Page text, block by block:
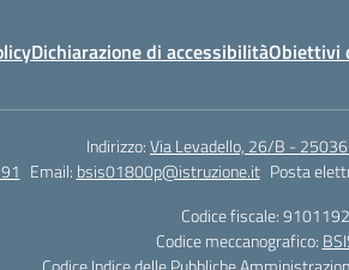
Dichiarazione di accessibilitàObiettivi
Indirizzo:Via Levadello, 26/B -
Email: bsis01800p@istruzione.it Posta
Codice fiscale:
Codice meccanografico: